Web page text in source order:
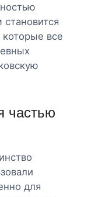
все
частью
для